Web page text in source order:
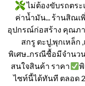
ไม่ต้องขับรถตระ
ค่าน้ำมัน... ร้านสิณเ
อุปกรณ์ก่อสร้าง คุณภา
สกรู ตะปู,พุกเหล็ก
พิเศษ..กรณีซื้อมีจำนว
สนใจสินค้า ราคา
ไซท์นี้ได้ทันที ตลอด